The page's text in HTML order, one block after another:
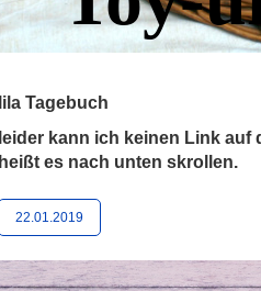
lila Tagebuch
leider kann ich keinen Link auf
heißt es nach unten skrollen.
22.01.2019